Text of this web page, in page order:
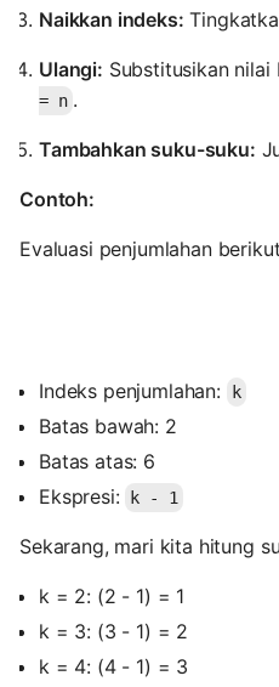
Naikkan indeks:
Ulangi: Substitusikan nilai
= n .
Tambahkan suku-suku:
Contoh:
Evaluasi penjumlahan
Indeks penjumlahan: k
Batas bawah: 2
Batas atas: 6
Ekspresi:
k - 1
Sekarang, mari kita hitung
k = 2: (2 - 1) = 1
k = 3: (3 - 1) = 2
k = 4: (4 - 1) = 3